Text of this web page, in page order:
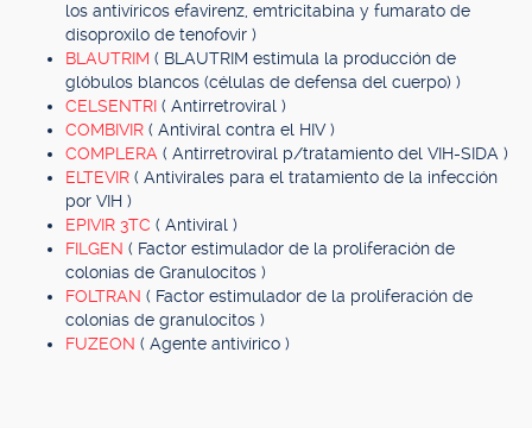
los antivíricos efavirenz, emtricitabina y fumarato de
disoproxilo de tenofovir )
BLAUTRIM ( BLAUTRIM estimula la producción de
glóbulos blancos (células de defensa del cuerpo) )
CELSENTRI ( Antirretroviral )
COMBIVIR ( Antiviral contra el HIV )
COMPLERA ( Antirretroviral p/tratamiento del VIH-SIDA )
ELTEVIR ( Antivirales para el tratamiento de la infección
por VIH )
EPIVIR 3TC ( Antiviral )
FILGEN ( Factor estimulador de la proliferación de
colonias de Granulocitos )
FOLTRAN ( Factor estimulador de la proliferación de
colonias de granulocitos )
FUZEON ( Agente antivírico )